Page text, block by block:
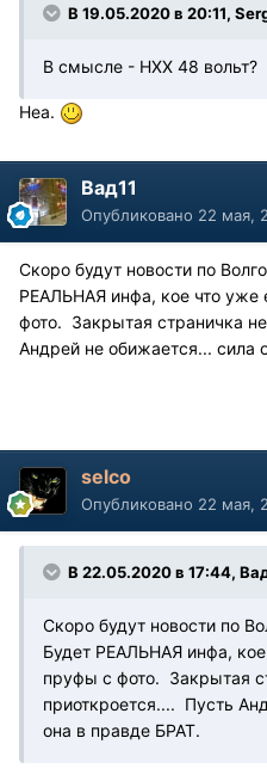
В 19.05.2020 в 20:11,
В смысле - НХХ 48 вольт?
Неа.
Вад11
Опубликовано 22 мая,
Скоро будут новости по
РЕАЛЬНАЯ инфа, кое что уже
фото. Закрытая страничка
Андрей не обижается... сила
selco
Опубликовано 22 мая,
В 22.05.2020 в 17:44,
Скоро будут новости по
Будет РЕАЛЬНАЯ инфа,
пруфы с фото. Закрытая
приоткроется.... Пусть
она в правде БРАТ.